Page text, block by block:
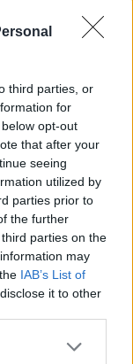
third parties, or
for
opt-out
that after your
seeing
utilized by
parties prior to
the further
parties on the
may
IAB’s List of
it to other
or more Google